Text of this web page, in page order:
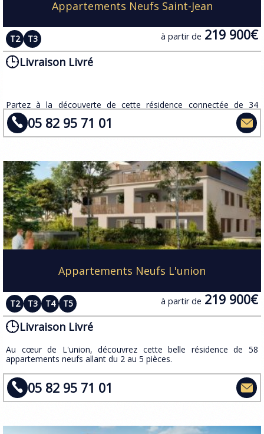
Appartements Neufs Saint-Jean
T2 T3 à partir de 219 900€
Livraison Livré
Partez à la découverte de cette résidence connectée de 34
logements neufs du T2 au T3 dans la commune de Saint-Jean, au
nord-est de Toulouse.
05 82 95 71 01
Appartements Neufs L'union
T2 T3 T4 T5 à partir de 219 900€
Livraison Livré
Au cœur de L'union, découvrez cette belle résidence de 58
appartements neufs allant du 2 au 5 pièces.
05 82 95 71 01